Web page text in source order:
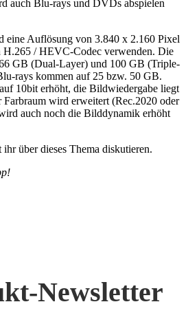
auch Blu-rays und DVDs abspielen
Auflösung von 3.840 x 2.160 Pixel
H.265 / HEVC-Codec verwenden. Die
GB (Dual-Layer) und 100 GB (Triple-
rays kommen auf 25 bzw. 50 GB.
10bit erhöht, die Bildwiedergabe liegt
wird erweitert (Rec.2020 oder
auch noch die Bilddynamik erhöht
ihr über dieses Thema diskutieren.
Newsletter